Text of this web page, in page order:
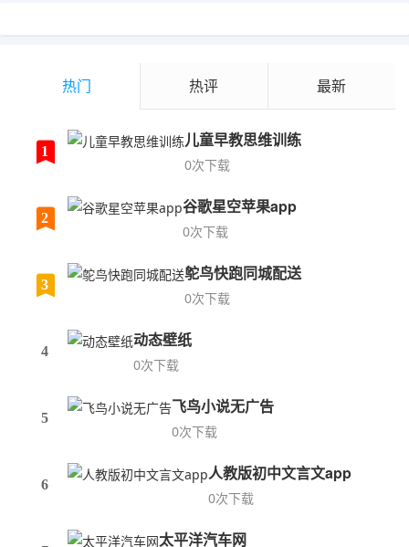
热门 热评 最新
1
儿童早教思维训练
0次下载
2
谷歌星空苹果app
0次下载
3
鸵鸟快跑同城配送
0次下载
4
动态壁纸
0次下载
5
飞鸟小说无广告
0次下载
6
人教版初中文言文app
0次下载
太平洋汽车网